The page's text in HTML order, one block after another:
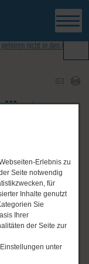
Erlebnis zu
Seite notwendig
für
Inhalte genutzt
Sie
Ihrer
der Seite zur
unter
nicht in den Restmüll